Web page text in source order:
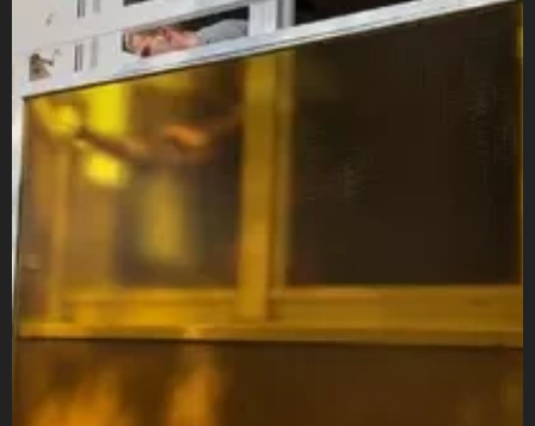
szereléssel a 18. kerületben! Gyors kiszállás,
precíz beépítés, biztosító által elfogadott
árakon. Hívjon most!"